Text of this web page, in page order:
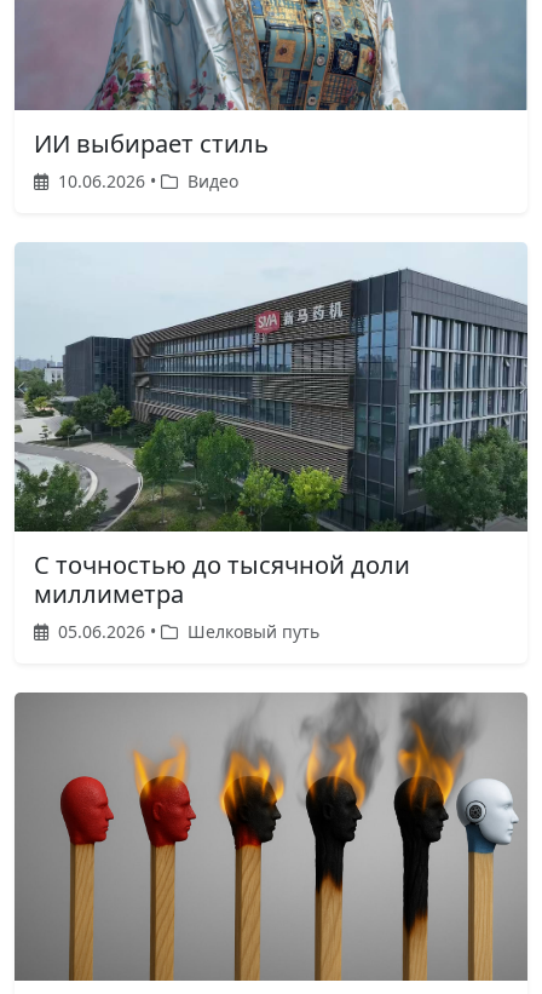
ИИ выбирает стиль
10.06.2026 • Видео
С точностью до тысячной доли
миллиметра
05.06.2026 • Шелковый путь